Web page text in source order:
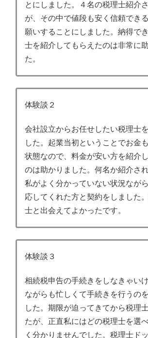
とにしました。４名の税理士紹介
が、その中で値段も安く信頼でき
願いすることにしました。納得で
士を紹介してもらえたのは非常に
た。
体験談２
会社設立からお任せしたい税理士
した。起業当初ということでお金
状態なので、料金が安い方を紹介
のは助かりました。何名か紹介され
私がよく分かっていない状況なが
応してくれた方と契約をしました
士と出会えてよかったです。
体験談３
相続税申告の手続きをしなきゃい
ながらも忙しくて手続きを行うの
した。期限が迫ってきてから税理
たが、正直私にはどの税理士を選
く分かりませんでした。税理士ド